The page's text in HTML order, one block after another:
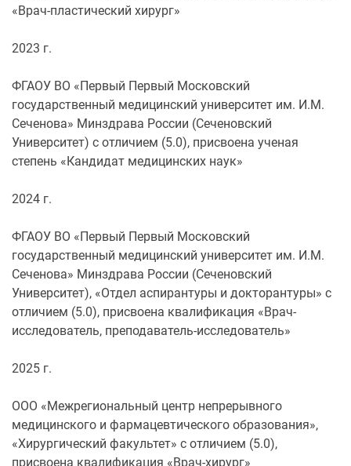
«Врач-пластический хирург»
2023 г.
ФГАОУ ВО «Первый Первый Московский
государственный медицинский университет им. И.М.
Сеченова» Минздрава России (Сеченовский
Университет) с отличием (5.0), присвоена ученая
степень «Кандидат медицинских наук»
2024 г.
ФГАОУ ВО «Первый Первый Московский
государственный медицинский университет им. И.М.
Сеченова» Минздрава России (Сеченовский
Университет), «Отдел аспирантуры и докторантуры» с
отличием (5.0), присвоена квалификация «Врач-
исследователь, преподаватель-исследователь»
2025 г.
ООО «Межрегиональный центр непрерывного
медицинского и фармацевтического образования»,
«Хирургический факультет» с отличием (5.0),
присвоена квалификация «Врач-хирург»